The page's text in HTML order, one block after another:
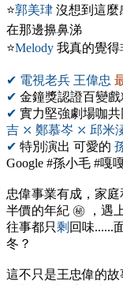
⭐郭美珒 沒想到這麼
在那邊擤鼻涕
⭐Melody 我真的覺得
✔ 電視老兵 王偉忠
✔ 金鐘獎認證百變戲
✔ 實力堅強劇場咖共
吉 ⤫ 鄭慕岑 ⤫ 邱米
✔ 特別演出 可愛的
Google #孫小毛 #嘎
忠偉事業有成，家
半價的年紀 ㊙ ，遇
往事都只剩 回味......
冬？
這不只是王忠偉的